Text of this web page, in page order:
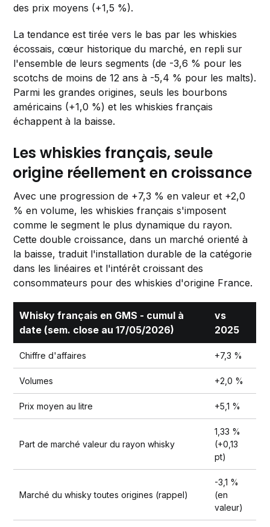
des prix moyens (+1,5 %).
La tendance est tirée vers le bas par les whiskies
écossais, cœur historique du marché, en repli sur
l'ensemble de leurs segments (de -3,6 % pour les
scotchs de moins de 12 ans à -5,4 % pour les malts).
Parmi les grandes origines, seuls les bourbons
américains (+1,0 %) et les whiskies français
échappent à la baisse.
Les whiskies français, seule
origine réellement en croissance
Avec une progression de +7,3 % en valeur et +2,0
% en volume, les whiskies français s'imposent
comme le segment le plus dynamique du rayon.
Cette double croissance, dans un marché orienté à
la baisse, traduit l'installation durable de la catégorie
dans les linéaires et l'intérêt croissant des
consommateurs pour des whiskies d'origine France.
Whisky français en GMS - cumul à
date (sem. close au 17/05/2026)
vs
2025
Chiffre d'affaires +7,3 %
Volumes +2,0 %
Prix moyen au litre +5,1 %
Part de marché valeur du rayon whisky
1,33 %
(+0,13
pt)
Marché du whisky toutes origines (rappel)
-3,1 %
(en
valeur)